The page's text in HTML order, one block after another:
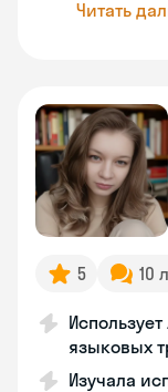
Читать
5 10
языковых
Изучала